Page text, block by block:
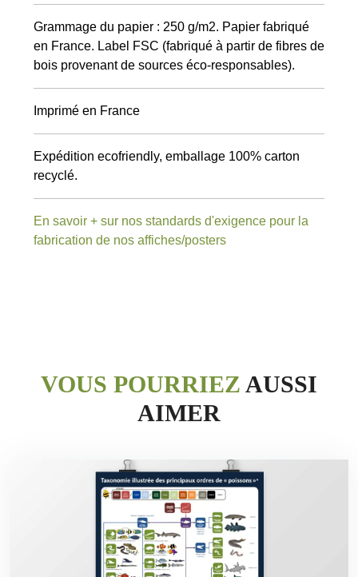
Grammage du papier : 250 g/m2. Papier fabriqué
en France. Label FSC (fabriqué à partir de fibres de
bois provenant de sources éco-responsables).
Imprimé en France
Expédition ecofriendly, emballage 100% carton
recyclé.
En savoir + sur nos standards d'exigence pour la
fabrication de nos affiches/posters
VOUS POURRIEZ AUSSI
AIMER